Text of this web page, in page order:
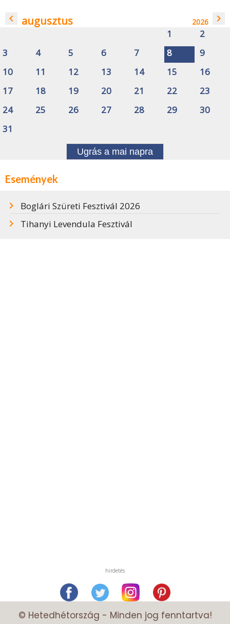
navigate_before augusztus 2026 navigate_next
1
2
3
4 5 6 7 8
9
10
11 12 13 14 15
16
17
18 19 20 21 22
23
24
25 26 27 28 29
30
31
Ugrás a mai napra
Események
Boglári Szüreti Fesztivál 2026
Tihanyi Levendula Fesztivál
hirdetés
© Hetedhétország - Minden jog fenntartva!